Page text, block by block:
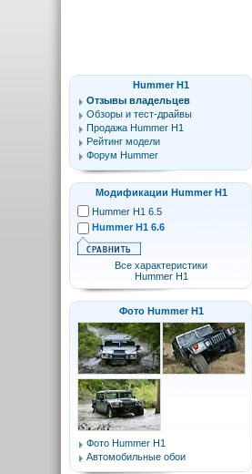
Hummer H1
Отзывы владельцев
Обзоры и тест-драйвы
Продажа Hummer H1
Рейтинг модели
Форум Hummer
Модификации Hummer H1
Hummer H1 6.5
Hummer H1 6.6
Все характеристики
Hummer H1
Фото Hummer H1
Фото Hummer H1
Автомобильные обои